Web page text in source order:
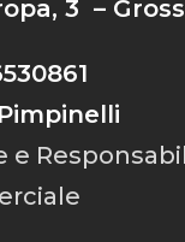
3 –
e